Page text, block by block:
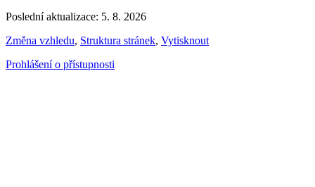
Poslední aktualizace: 5. 8. 2026
Změna vzhledu, Struktura stránek, Vytisknout
Prohlášení o přístupnosti